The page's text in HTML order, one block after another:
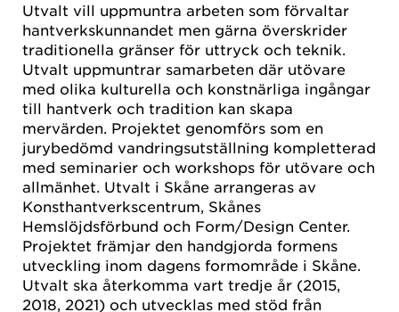
Utvalt vill uppmuntra arbeten som förvaltar
hantverkskunnandet men gärna överskrider
traditionella gränser för uttryck och teknik.
Utvalt uppmuntrar samarbeten där utövare
med olika kulturella och konstnärliga ingångar
till hantverk och tradition kan skapa
mervärden. Projektet genomförs som en
jurybedömd vandringsutställning kompletterad
med seminarier och workshops för utövare och
allmänhet. Utvalt i Skåne arrangeras av
Konsthantverkscentrum, Skånes
Hemslöjdsförbund och Form/Design Center.
Projektet främjar den handgjorda formens
utveckling inom dagens formområde i Skåne.
Utvalt ska återkomma vart tredje år (2015,
2018, 2021) och utvecklas med stöd från